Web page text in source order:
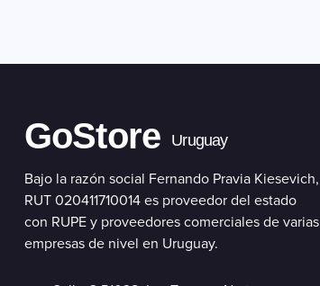
GoStore Uruguay
Bajo la razón social Fernando Pravia Kiesevich,
RUT 020411710014 es proveedor del estado
con RUPE y proveedores comerciales de varias
empresas de nivel en Uruguay.